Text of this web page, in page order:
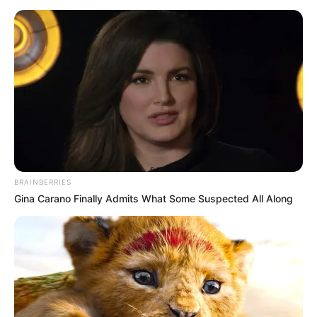
MANTÉNGASE EN ALERTA
Tenemos todas las noticias que le
interesan. Para estar bien informado, por
favor, active las notificaciones de Alerta.
ACTIVAR AHORA
TEMAS DESTACADOS
EMERGENCIAS POR LLUVIAS
METRO DE MEDELLÍN
ELECCIONES PRESIDENCIALES
BRAINBERRIES
Gina Carano Finally Admits What Some Suspected All Along